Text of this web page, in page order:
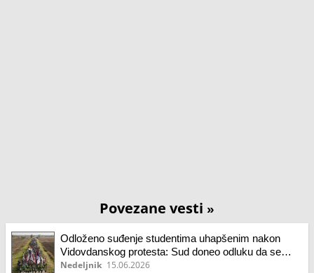
Povezane vesti »
Odloženo suđenje studentima uhapšenim nakon
Vidovdanskog protesta: Sud doneo odluku da se
dokazni materijal izdvoji kao nezakonit
Nedeljnik 15.06.2026